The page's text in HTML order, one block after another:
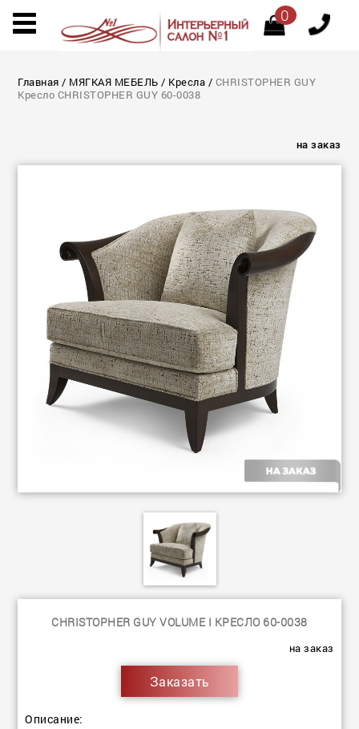
0
Главная / МЯГКАЯ МЕБЕЛЬ / Кресла / CHRISTOPHER GUY
Кресло CHRISTOPHER GUY 60-0038
на заказ
CHRISTOPHER GUY VOLUME I КРЕСЛО 60-0038
на заказ
Заказать
Описание: